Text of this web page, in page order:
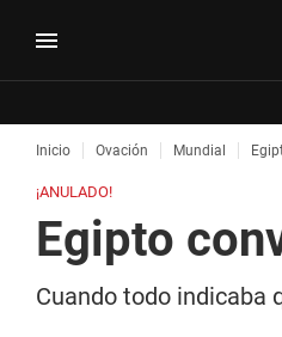
Inicio Ovación Mundial
¡ANULADO!
Egipto
Cuando todo indicaba